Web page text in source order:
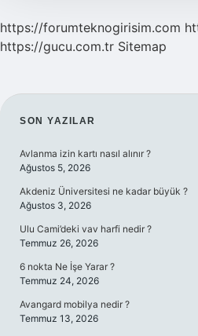
https://forumteknogirisim.com
https://gucu.com.tr Sitemap
SIDEBAR
SON YAZILAR
Avlanma izin kartı nasıl alınır ?
Ağustos 5, 2026
Akdeniz Üniversitesi ne kadar büyük ?
Ağustos 3, 2026
Ulu Cami’deki vav harfi nedir ?
Temmuz 26, 2026
6 nokta Ne İşe Yarar ?
Temmuz 24, 2026
Avangard mobilya nedir ?
Temmuz 13, 2026